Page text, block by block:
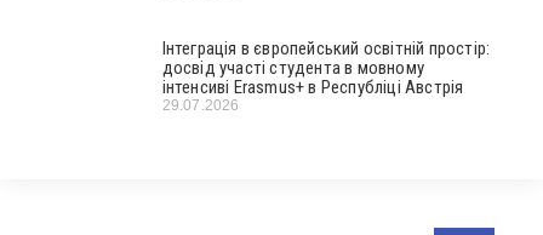
Інтеграція в європейський освітній простір:
досвід участі студента в мовному
інтенсиві Erasmus+ в Республіці Австрія
29.07.2026